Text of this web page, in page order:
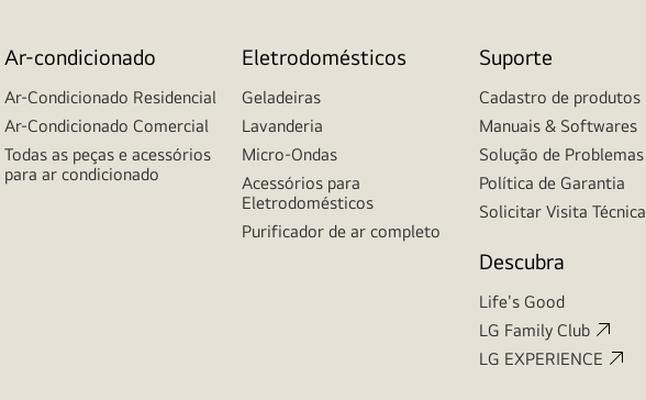
Ar-condicionado
Ar-Condicionado Residencial
Ar-Condicionado Comercial
Todas as peças e acessórios
para ar condicionado
Eletrodomésticos
Geladeiras
Lavanderia
Micro-Ondas
Acessórios para
Eletrodomésticos
Purificador de ar completo
Suporte
Cadastro de produtos
Manuais & Softwares
Solução de Problemas
Política de Garantia
Solicitar Visita Técnica
Descubra
Life's Good
LG Family Club
LG EXPERIENCE